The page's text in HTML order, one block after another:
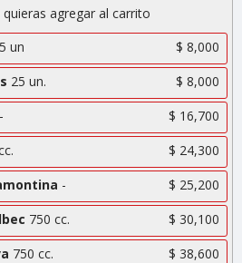
agregar al carrito
un
$ 8,000
25 un.
$ 8,000
-
$ 16,700
$ 24,300
-
$ 25,200
750 cc.
$ 30,100
750 cc. $ 38,600